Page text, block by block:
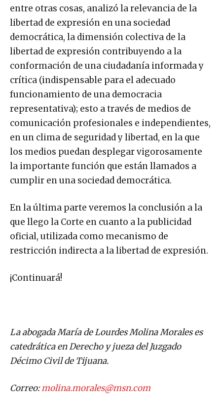
entre otras cosas, analizó la relevancia de la
libertad de expresión en una sociedad
democrática, la dimensión colectiva de la
libertad de expresión contribuyendo a la
conformación de una ciudadanía informada y
crítica (indispensable para el adecuado
funcionamiento de una democracia
representativa); esto a través de medios de
comunicación profesionales e independientes,
en un clima de seguridad y libertad, en la que
los medios puedan desplegar vigorosamente
la importante función que están llamados a
cumplir en una sociedad democrática.
En la última parte veremos la conclusión a la
que llego la Corte en cuanto a la publicidad
oficial, utilizada como mecanismo de
restricción indirecta a la libertad de expresión.
¡Continuará!
La abogada María de Lourdes Molina Morales es
catedrática en Derecho y jueza del Juzgado
Décimo Civil de Tijuana.
Correo:molina.morales@msn.com